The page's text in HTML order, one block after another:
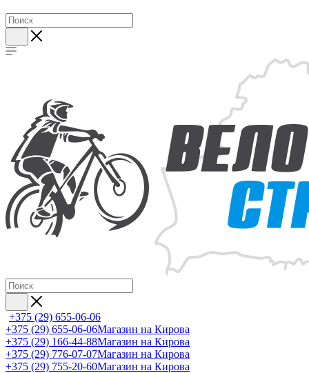
+375 (29) 655-06-06
+375 (29) 655-06-06Магазин на Кирова
+375 (29) 166-44-88Магазин на Кирова
+375 (29) 776-07-07Магазин на Кирова
+375 (29) 755-20-60Магазин на Кирова